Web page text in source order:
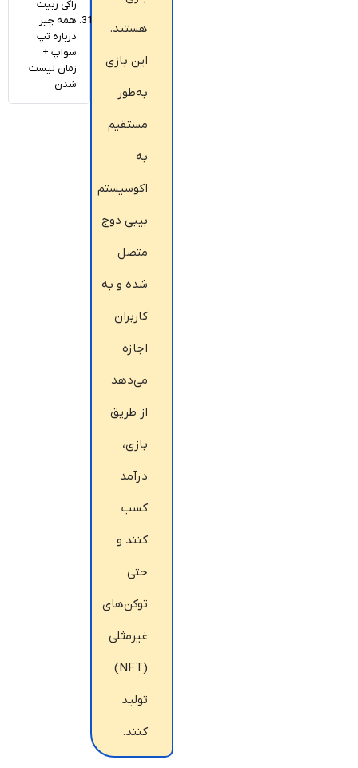
هستند.
این بازی
به‌طور
مستقیم
به
اکوسیستم
بیبی دوج
متصل
شده و به
کاربران
اجازه
می‌دهد
از طریق
بازی،
درآمد
کسب
کنند و
حتی
توکن‌های
غیرمثلی
(NFT)
تولید
کنند.
راکی ربیت
همه چیز
درباره تپ
سواپ +
زمان لیست
شدن